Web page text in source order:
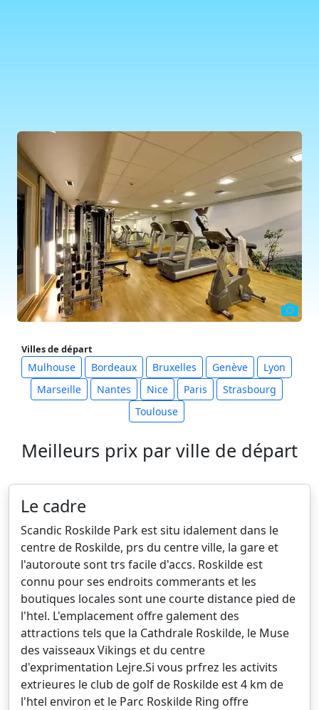
Villes de départ
Mulhouse Bordeaux Bruxelles Genève
Lyon
Marseille
Nantes Nice Paris
Strasbourg
Toulouse
Meilleurs prix par ville de départ
Le cadre
Scandic Roskilde Park est situ idalement dans le
centre de Roskilde, prs du centre ville, la gare et
l'autoroute sont trs facile d'accs. Roskilde est
connu pour ses endroits commerants et les
boutiques locales sont une courte distance pied de
l'htel. L'emplacement offre galement des
attractions tels que la Cathdrale Roskilde, le Muse
des vaisseaux Vikings et du centre
d'exprimentation Lejre.Si vous prfrez les activits
extrieures le club de golf de Roskilde est 4 km de
l'htel environ et le Parc Roskilde Ring offre